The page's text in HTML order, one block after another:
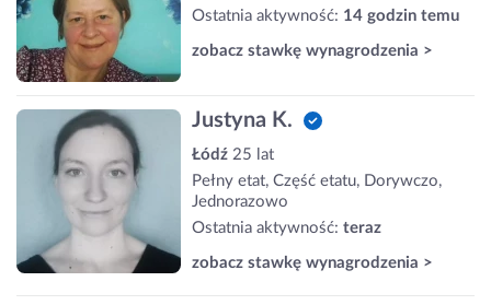
Ostatnia aktywność: 14 godzin temu
zobacz stawkę wynagrodzenia >
Justyna K.
Łódź 25 lat
Pełny etat, Część etatu, Dorywczo,
Jednorazowo
Ostatnia aktywność: teraz
zobacz stawkę wynagrodzenia >